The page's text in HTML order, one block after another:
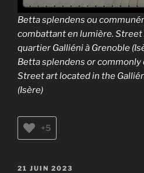
Betta splendens ou
combattant en lumière.
quartier Galliéni à Grenoble
Betta splendens or
Street art located in the
(Isère)
+5
PUBLIÉ
21 JUIN 2023